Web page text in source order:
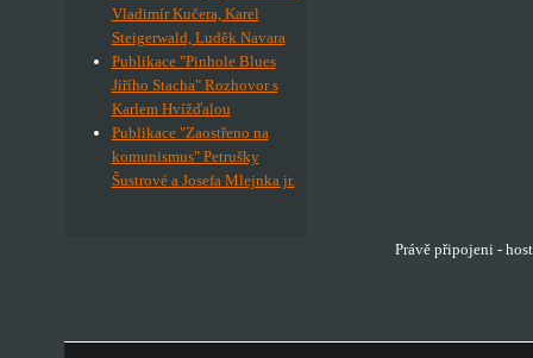
Vladimír Kučera, Karel
Steigerwald, Luděk Navara
Publikace "Pinhole Blues
Jiřího Stacha" Rozhovor s
Karlem Hvížďalou
Publikace "Zaostřeno na
komunismus" Petrušky
Šustrové a Josefa Mlejnka jr.
Právě připojeni -